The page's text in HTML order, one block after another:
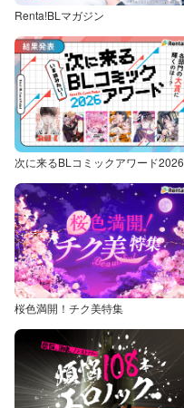
Renta!BLマガジン
次に来るBLコミックアワード2026
桜色満開！チク美特集